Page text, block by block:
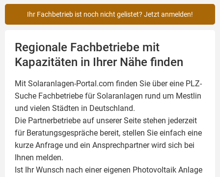
Ihr Fachbetrieb ist noch nicht gelistet? Jetzt anmelden!
Regionale Fachbetriebe mit
Kapazitäten in Ihrer Nähe finden
Mit Solaranlagen-Portal.com finden Sie über eine PLZ-
Suche Fachbetriebe fürSolaranlagen rund um Mestlin
und vielen Städten in Deutschland.
Die Partnerbetriebe auf unserer Seite stehen jederzeit
für Beratungsgespräche bereit, stellen Sie einfach eine
kurze Anfrage und ein Ansprechpartner wird sich bei
Ihnen melden.
Ist Ihr Wunsch nach einer eigenen Photovoltaik Anlage